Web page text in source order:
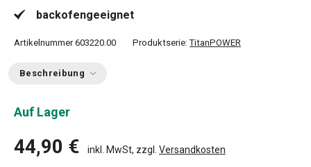
backofengeeignet
Artikelnummer 603220.00 Produktserie:TitanPOWER
Beschreibung
Auf Lager
44,90 € inkl. MwSt, zzgl. Versandkosten